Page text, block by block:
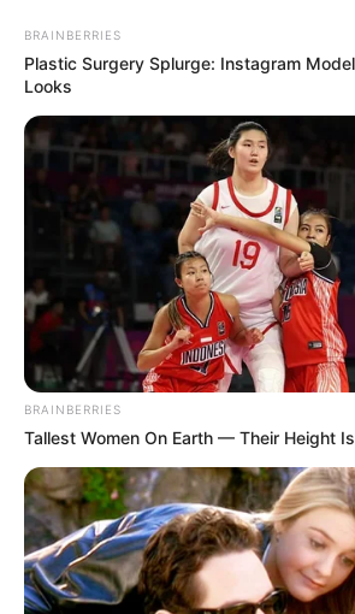
HOME
Home > Brasil > Brasília > Notícia >
afeta motociclistas; donos de algumas
atentos
Mudança na lei de
BRAINBERRIES
Plastic Surgery Splurge: Instagram
Looks
BRAINBERRIES
Tallest Women On Earth — Their Height